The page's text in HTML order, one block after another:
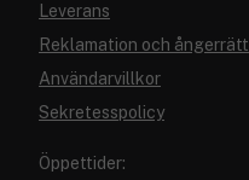
Leverans
Reklamation och ångerrätt
Användarvillkor
Sekretesspolicy
Öppettider: